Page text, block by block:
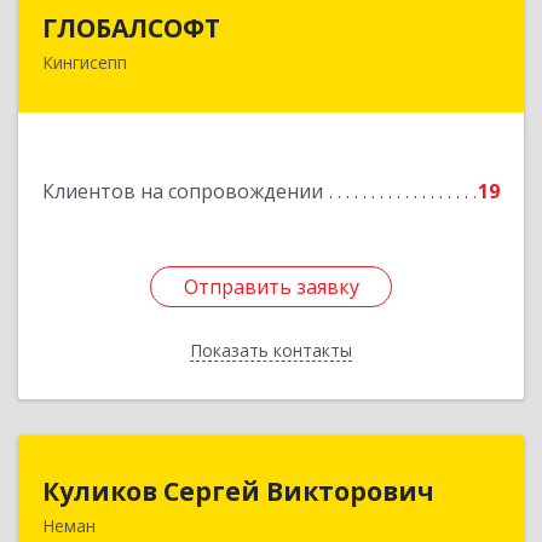
ГЛОБАЛСОФТ
Кингисепп
Клиентов на сопровождении 19
Отправить заявку
Показать контакты
188485, Ленинградская обл, Кингисеппский р-н,
Отправить заявку
Назад
Куликов Сергей Викторович
Неман
Куликов Сергей Викторович